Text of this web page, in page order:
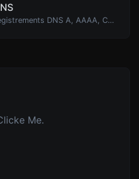
Trouvez les enregistrements DNS A, AAAA, CNAME, MX, NS, TXT, SOA d'un hôte.
Me.